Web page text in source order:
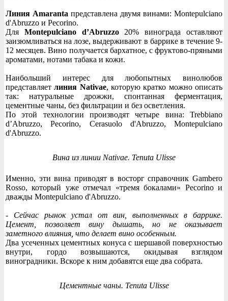
Линия Amaranta представлена двумя винами: Montepulciano
d'Abruzzo и Pecorino.
Для Montepulciano d’Abruzzo20% винограда оставляют
заизюмливаться на лозе, выдерживают в баррике в течение 9-
12 месяцев. Вино получается бархатное, с фруктово-пряными
ароматами, нотами табака и кожи.
Наибольший интерес для любопытных винолюбов
представляетлиния Nativae, которую кратко можно описать
так: натуральные дрожжи, спонтанная ферментация,
цементные чаны, без фильтрации и без осветления.
По этой технологии производят четыре вина: Trebbiano
d’Abruzzo, Pecorino, Cerasuolo d'Abruzzo, Montepulciano
d'Abruzzo.
Вина из линии Nativae. Tenuta Ulisse
Именно, эти вина приводят в восторг справочник Gambero
Rosso, который уже отмечал «тремя бокалами» Pecorino и
дважды Montepulciano d'Abruzzo.
- Сейчас рынок устал от вин, выполненных в баррике.
Цемент, позволяет вину дышать, но не оказывает
заметного влияния, что делает вино особенным.
Два усеченных цементных конуса с шершавой поверхностью
внутри, гордо возвышаются, окидывая взглядом
виноградники. Вскоре к ним добавятся еще два собрата.
Цементные чаны. Tenuta Ulisse